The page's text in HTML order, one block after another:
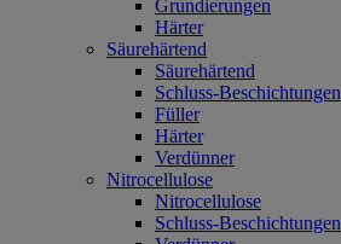
Grundierungen
Härter
Säurehärtend
Säurehärtend
Schluss-Beschichtungen
Füller
Härter
Verdünner
Nitrocellulose
Nitrocellulose
Schluss-Beschichtungen